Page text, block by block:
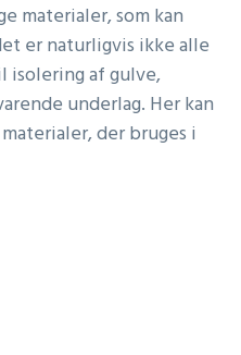
materialer, som kan
er naturligvis ikke alle
isolering af gulve,
underlag. Her kan
der bruges i